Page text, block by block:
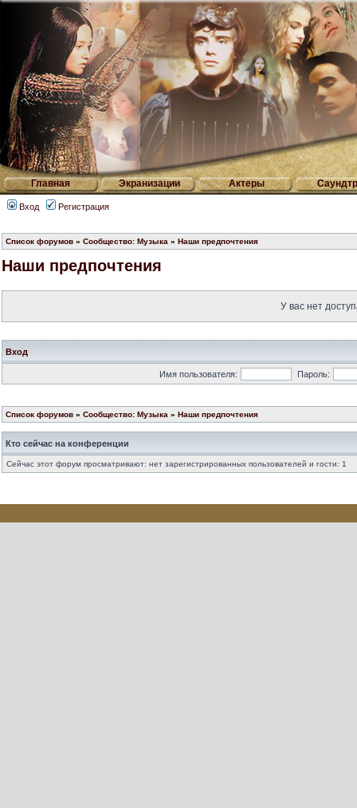
Главная Экранизации Актеры
Вход Регистрация
Список форумов » Сообщество: Музыка » Наши предпочтения
Наши предпочтения
У вас нет
Вход
Имя пользователя: Пароль:
Список форумов » Сообщество: Музыка » Наши предпочтения
Кто сейчас на конференции
Сейчас этот форум просматривают: нет зарегистрированных пользователей и гости: 1